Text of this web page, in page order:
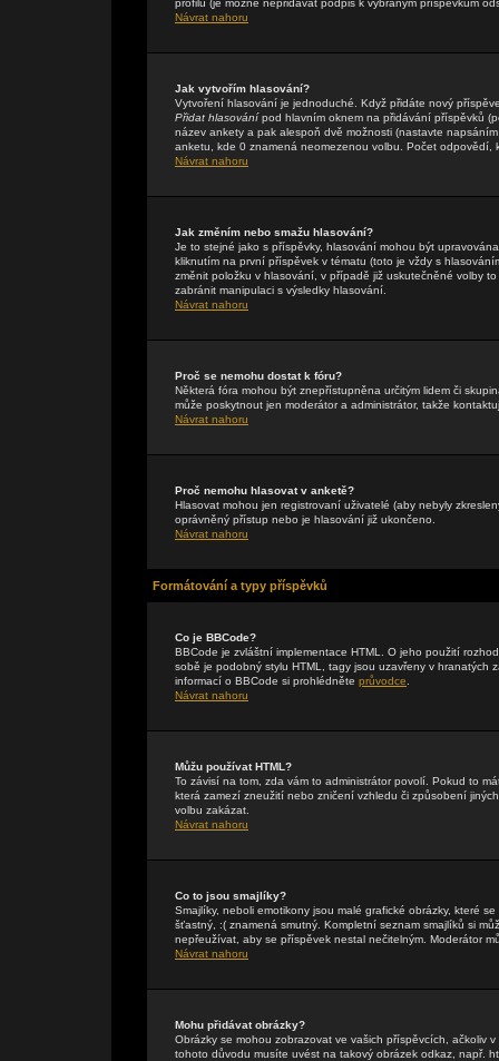
profilu (je možné nepřidávat podpis k vybraným příspěvkům
Návrat nahoru
Jak vytvořím hlasování?
Vytvoření hlasování je jednoduché. Když přidáte nový
Přidat hlasovánípod hlavním oknem na přidávání příspěvků
název ankety a pak alespoň dvě možnosti (nastavte
anketu, kde 0 znamená neomezenou volbu. Počet odpovědí,
Návrat nahoru
Jak změním nebo smažu hlasování?
Je to stejné jako s příspěvky, hlasování mohou být
kliknutím na první příspěvek v tématu (toto je vždy s
změnit položku v hlasování, v případě již uskutečněné volby
zabránit manipulaci s výsledky hlasování.
Návrat nahoru
Proč se nemohu dostat k fóru?
Některá fóra mohou být znepřístupněna určitým lidem či
může poskytnout jen moderátor a administrátor, takže
Návrat nahoru
Proč nemohu hlasovat v anketě?
Hlasovat mohou jen registrovaní uživatelé (aby nebyly
oprávněný přístup nebo je hlasování již ukončeno.
Návrat nahoru
Formátování a typy příspěvků
Co je BBCode?
BBCode je zvláštní implementace HTML. O jeho použití
sobě je podobný stylu HTML, tagy jsou uzavřeny v
informací o BBCode si prohlédněte průvodce
Návrat nahoru
Můžu používat HTML?
To závisí na tom, zda vám to administrátor povolí. Pokud to
která zamezí zneužití nebo zničení vzhledu či způsobení
volbu zakázat.
Návrat nahoru
Co to jsou smajlíky?
Smajlíky, neboli emotikony jsou malé grafické obrázky, které
šťastný, :( znamená smutný. Kompletní seznam smajlíků si
nepřeužívat, aby se příspěvek nestal nečitelným. Moderátor
Návrat nahoru
Mohu přidávat obrázky?
Obrázky se mohou zobrazovat ve vašich příspěvcích, ačkoliv
tohoto důvodu musíte uvést na takový obrázek odkaz, např.